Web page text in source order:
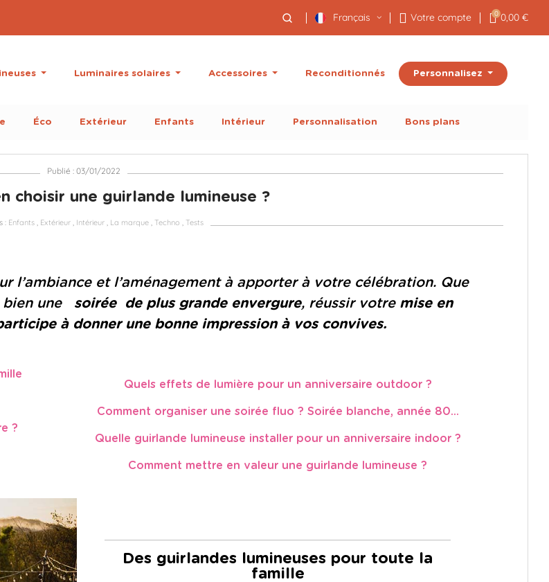
Français Votre compte 0 0,00 €
Luminaires solaires Accessoires Reconditionnés Personnalisez
Éco Extérieur Enfants Intérieur Personnalisation Bons plans
Publié : 03/01/2022
choisir une guirlande lumineuse ?
: Enfants, Extérieur, Intérieur, La marque, Techno , Tests
l’ambiance et l’aménagement à apporter à votre célébration. Que
une soiréede plus grande envergure, réussir votre mise en
à donner une bonne impression à vos convives.
?
Quels effets de lumière pour un anniversaire outdoor ?
Comment organiser une soirée fluo ? Soirée blanche, année 80...
Quelle guirlande lumineuse installer pour un anniversaire indoor ?
Comment mettre en valeur une guirlande lumineuse ?
Des guirlandes lumineuses pour toute la
famille